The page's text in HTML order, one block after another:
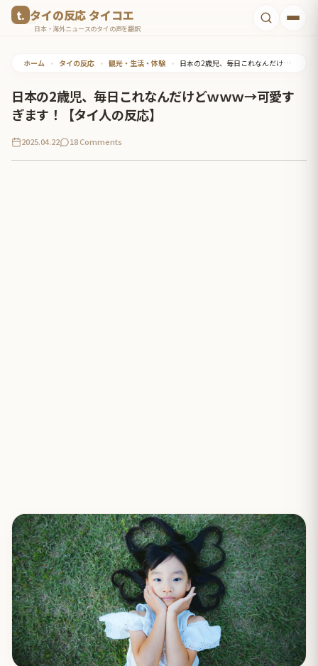
タイの反応 タイコエ
日本・海外ニュースのタイの声を翻訳
ホーム • タイの反応 • 観光・生活・体験 • 日本の2歳児、毎日これなんだけどｗｗｗ→可愛すぎます！【タイ人の反応】
日本の2歳児、毎日これなんだけどｗｗｗ→可愛す
ぎます！【タイ人の反応】
2025.04.22 18 Comments